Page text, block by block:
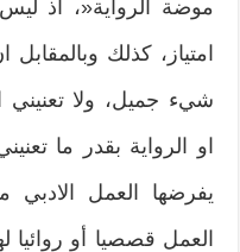
موضة الرواية‮«‬،‮ ‬اذ ليس‮
امتياز،‮ ‬كذلك‮
شيء جميل،‮ ‬ولا‮ ‬تعنيني‮
او الرواية‮ ‬بقدر ما
‬يفرضها العمل الادبي
العمل قصصيا أو روائيا‮